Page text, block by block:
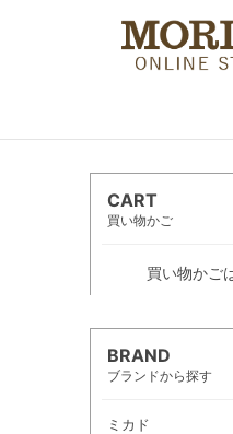
CART
買い物かご
買い物かご
BRAND
ブランドから探す
ミカド